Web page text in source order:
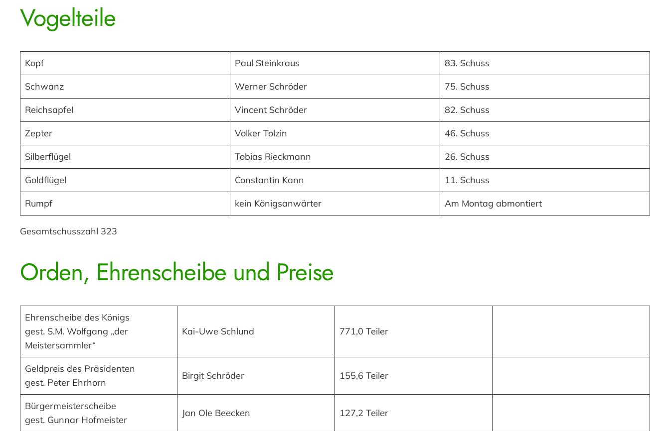
Vogelteile
Kopf Paul Steinkraus 83. Schuss
Schwanz Werner Schröder 75. Schuss
Reichsapfel Vincent Schröder 82. Schuss
Zepter Volker Tolzin 46. Schuss
Silberflügel Tobias Rieckmann 26. Schuss
Goldflügel Constantin Kann 11. Schuss
Rumpf kein Königsanwärter Am Montag abmontiert
Gesamtschusszahl 323
Orden, Ehrenscheibe und Preise
Ehrenscheibe des Königs
gest. S.M. Wolfgang „der
Meistersammler“
Kai-Uwe Schlund 771,0 Teiler
Geldpreis des Präsidenten
gest. Peter Ehrhorn
Birgit Schröder 155,6 Teiler
Bürgermeisterscheibe
gest. Gunnar Hofmeister
Jan Ole Beecken 127,2 Teiler